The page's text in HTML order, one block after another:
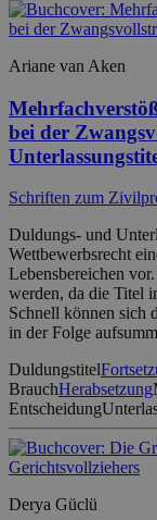
Ariane van Aken
bei der
Schriften zum
Duldungs- und
Wettbewerbsrecht
Lebensbereichen
werden, da die Titel
Schnell können sich
in der Folge
Duldungstitel
BrauchHerabsetzung
Entscheidung
Derya Güclü